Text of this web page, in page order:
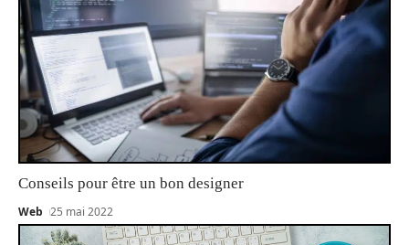
Conseils pour être un bon designer
Web 25 mai 2022